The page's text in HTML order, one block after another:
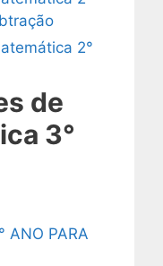
2°
de
3°
ANO PARA